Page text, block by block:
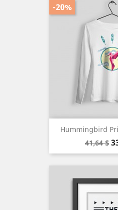
Hummingbird
Precio
base
41,64 $
-20%